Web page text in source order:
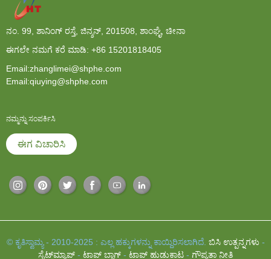
ನಂ. 99, ಶಾನಿಂಗ್ ರಸ್ತೆ, ಜಿನ್ಶನ್, 201508, ಶಾಂಘೈ, ಚೀನಾ
ಈಗಲೇ ನಮಗೆ ಕರೆ ಮಾಡಿ: +86 15201818405
Email:zhanglimei@shphe.com
Email:qiuying@shphe.com
ನಮ್ಮನ್ನು ಸಂಪರ್ಕಿಸಿ
ಈಗ ವಿಚಾರಿಸಿ
© ಕೃತಿಸ್ವಾಮ್ಯ - 2010-2025 : ಎಲ್ಲ ಹಕ್ಕುಗಳನ್ನು ಕಾಯ್ದಿರಿಸಲಾಗಿದೆ. ಬಿಸಿ ಉತ್ಪನ್ನಗಳು -
ಸೈಟ್‌ಮ್ಯಾಪ್ - ಟಾಪ್ ಬ್ಲಾಗ್ - ಟಾಪ್ ಹುಡುಕಾಟ - ಗೌಪ್ಯತಾ ನೀತಿ